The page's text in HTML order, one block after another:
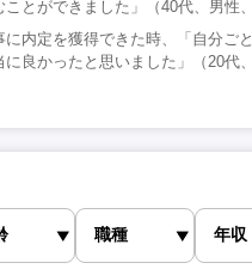
とができました」（40代、男性
内定を獲得できた時、「自分ご
良かったと思いました」（20代